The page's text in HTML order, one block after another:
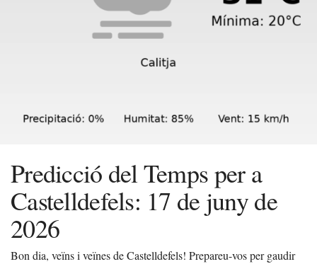
Predicció del Temps per a
Castelldefels: 17 de juny de
2026
Bon dia, veïns i veïnes de Castelldefels! Prepareu-vos per gaudir